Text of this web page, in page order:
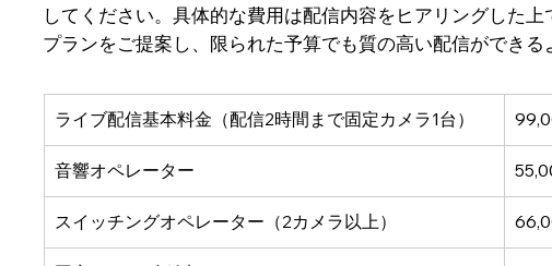
してください。具体的な費用は配信内容をヒアリングした
プランをご提案し、限られた予算でも質の高い配信ができる
ライブ配信基本料金（配信2時間まで固定カメラ1台）
音響オペレーター
スイッチングオペレーター（2カメラ以上）